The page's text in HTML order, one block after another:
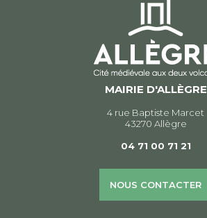
MAIRIE D'ALLÈGRE
4 rue Baptiste Marcet
43270 Allègre
04 71 00 71 21
NOUS CONTACTER